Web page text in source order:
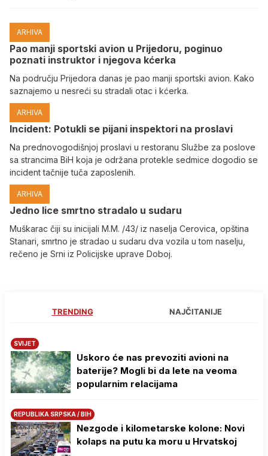
ARHIVA
Pao manji sportski avion u Prijedoru, poginuo
poznati instruktor i njegova kćerka
Na području Prijedora danas je pao manji sportski avion. Kako
saznajemo u nesreći su stradali otac i kćerka.
ARHIVA
Incident: Potukli se pijani inspektori na proslavi
Na prednovogodišnjoj proslavi u restoranu Službe za poslove
sa strancima BiH koja je održana protekle sedmice dogodio se
incident tačnije tuča zaposlenih.
ARHIVA
Јedno lice smrtno stradalo u sudaru
Muškarac čiji su inicijali M.M. /43/ iz naselja Cerovica, opština
Stanari, smrtno je stradao u sudaru dva vozila u tom naselju,
rečeno je Srni iz Policijske uprave Doboj.
TRENDING NAJČITANIJE
SVIJET
Uskoro će nas prevoziti avioni na
baterije? Mogli bi da lete na veoma
popularnim relacijama
REPUBLIKA SRPSKA / BIH
Nezgode i kilometarske kolone: Novi
kolaps na putu ka moru u Hrvatskoj